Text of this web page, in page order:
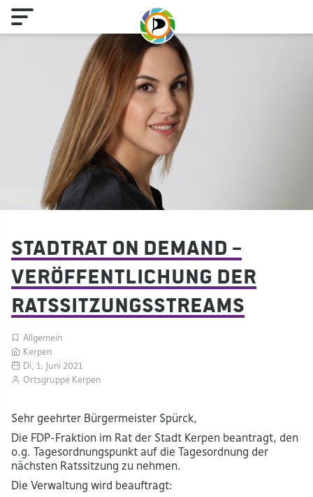
Stadtrat on demand –
Veröffentlichung der
Ratssitzungsstreams
Allgemein
Kerpen
Di, 1. Juni 2021
Ortsgruppe Kerpen
Sehr geehrter Bürgermeister Spürck,
Die FDP-Fraktion im Rat der Stadt Kerpen beantragt, den
o.g. Tagesordnungspunkt auf die Tagesordnung der
nächsten Ratssitzung zu nehmen.
Die Verwaltung wird beauftragt: